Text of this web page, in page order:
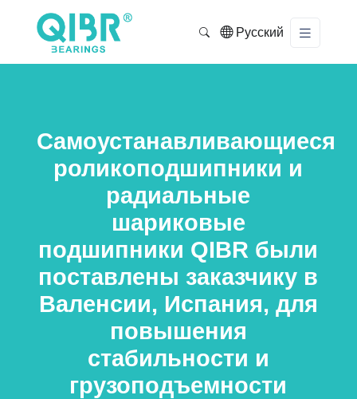
Русский
Самоустанавливающиеся
роликоподшипники и
радиальные
шариковые
подшипники QIBR были
поставлены заказчику в
Валенсии, Испания, для
повышения
стабильности и
грузоподъемности